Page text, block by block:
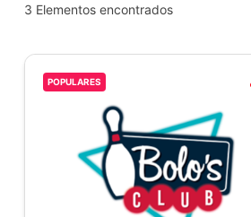
3 Elementos encontrados
POPULARES